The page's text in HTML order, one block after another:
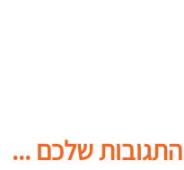
התגובות שלכם ...